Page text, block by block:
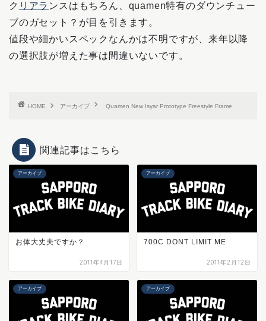
ク リアラ ンスはもちろん、quamen特有のダウンチュー
ブのガセット？が目を引きます。
値段や細かいスペックなんかは不明ですが、来年以降
の選択肢が増えた事は間違いないです。
HOME アーカイブ Quamen New Isyar Prototype Freestyle Frame
関連記事はこちら
アーカイブ
お体大丈夫ですか？
2011年4月17日
アーカイブ
700C DONT LIMIT ME
2011年2月12日
アーカイブ アーカイブ